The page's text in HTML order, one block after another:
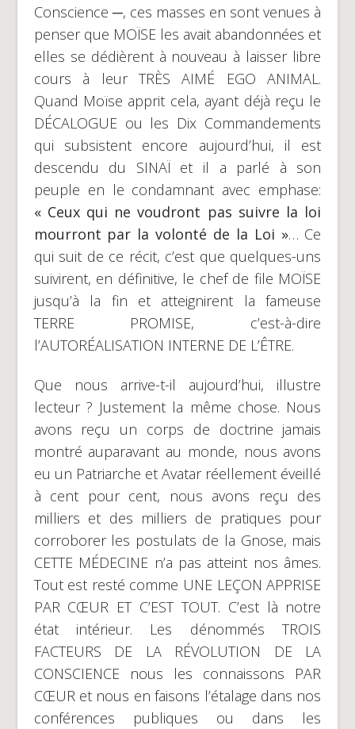
Conscience ─, ces masses en sont venues à
penser que MOÏSE les avait abandonnées et
elles se dédièrent à nouveau à laisser libre
cours à leur TRÈS AIMÉ EGO ANIMAL.
Quand Moïse apprit cela, ayant déjà reçu le
DÉCALOGUE ou les Dix Commandements
qui subsistent encore aujourd’hui, il est
descendu du SINAÏ et il a parlé à son
peuple en le condamnant avec emphase:
« Ceux qui ne voudront pas suivre la loi
mourront par la volonté de la Loi »… Ce
qui suit de ce récit, c’est que quelques-uns
suivirent, en définitive, le chef de file MOÏSE
jusqu’à la fin et atteignirent la fameuse
TERRE PROMISE, c’est-à-dire
l’AUTORÉALISATION INTERNE DE L’ÊTRE.
Que nous arrive-t-il aujourd’hui, illustre
lecteur ? Justement la même chose. Nous
avons reçu un corps de doctrine jamais
montré auparavant au monde, nous avons
eu un Patriarche et Avatar réellement éveillé
à cent pour cent, nous avons reçu des
milliers et des milliers de pratiques pour
corroborer les postulats de la Gnose, mais
CETTE MÉDECINE n’a pas atteint nos âmes.
Tout est resté comme UNE LEÇON APPRISE
PAR CŒUR ET C’EST TOUT. C’est là notre
état intérieur. Les dénommés TROIS
FACTEURS DE LA RÉVOLUTION DE LA
CONSCIENCE nous les connaissons PAR
CŒUR et nous en faisons l’étalage dans nos
conférences publiques ou dans les